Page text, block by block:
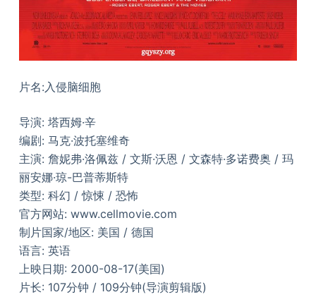
片名:入侵脑细胞
导演: 塔西姆·辛
编剧: 马克·波托塞维奇
主演: 詹妮弗·洛佩兹 / 文斯·沃恩 / 文森特·多诺费奥 / 玛
丽安娜·琼-巴普蒂斯特
类型: 科幻 / 惊悚 / 恐怖
官方网站: www.cellmovie.com
制片国家/地区: 美国 / 德国
语言: 英语
上映日期: 2000-08-17(美国)
片长: 107分钟 / 109分钟(导演剪辑版)